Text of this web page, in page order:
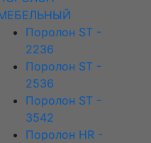
Поролон ST -
2236
Поролон ST -
2536
Поролон ST -
3542
Поролон HR -